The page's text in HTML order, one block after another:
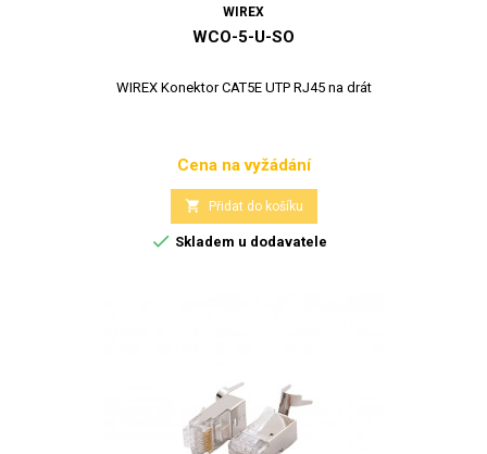
WIREX
WCO-5-U-SO
WIREX Konektor CAT5E UTP RJ45 na drát
Cena
Cena na vyžádání
 Přidat do košíku
 Skladem u dodavatele